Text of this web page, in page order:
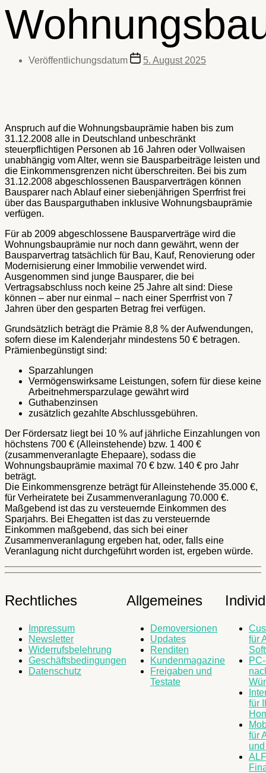
Veröffentlichungsdatum 5. August 2025
Anspruch auf die Wohnungsbauprämie haben bis zum
31.12.2008 alle in Deutschland unbeschränkt
steuerpflichtigen Personen ab 16 Jahren oder Vollwaisen
unabhängig vom Alter, wenn sie Bausparbeiträge leisten und
die Einkommensgrenzen nicht überschreiten. Bei bis zum
31.12.2008 abgeschlossenen Bausparverträgen können
Bausparer nach Ablauf einer siebenjährigen Sperrfrist frei
über das Bausparguthaben inklusive Wohnungsbauprämie
verfügen.
Für ab 2009 abgeschlossene Bausparverträge wird die
Wohnungsbauprämie nur noch dann gewährt, wenn der
Bausparvertrag tatsächlich für Bau, Kauf, Renovierung oder
Modernisierung einer Immobilie verwendet wird.
Ausgenommen sind junge Bausparer, die bei
Vertragsabschluss noch keine 25 Jahre alt sind: Diese
können – aber nur einmal – nach einer Sperrfrist von 7
Jahren über den gesparten Betrag frei verfügen.
Grundsätzlich beträgt die Prämie 8,8 % der Aufwendungen,
sofern diese im Kalenderjahr mindestens 50 € betragen.
Prämienbegünstigt sind:
Sparzahlungen
Vermögenswirksame Leistungen, sofern für diese keine
Arbeitnehmersparzulage gewährt wird
Guthabenzinsen
zusätzlich gezahlte Abschlussgebühren.
Der Fördersatz liegt bei 10 % auf jährliche Einzahlungen von
höchstens 700 € (Alleinstehende) bzw. 1 400 €
(zusammenveranlagte Ehepaare), sodass die
Wohnungsbauprämie maximal 70 € bzw. 140 € pro Jahr
beträgt.
Die Einkommensgrenze beträgt für Alleinstehende 35.000 €,
für Verheiratete bei Zusammenveranlagung 70.000 €.
Maßgebend ist das zu versteuernde Einkommen des
Sparjahrs. Bei Ehegatten ist das zu versteuernde
Einkommen maßgebend, das sich bei einer
Zusammenveranlagung ergeben hat, oder, falls eine
Veranlagung nicht durchgeführt worden ist, ergeben würde.
Rechtliches
Impressum
Newsletter
Widerrufsbelehrung
Geschäftsbedingungen
Datenschutz
Allgemeines
Demoversionen
Updates
Renditen
Kundenmagazine
Freigaben und
Testate
für
für
für